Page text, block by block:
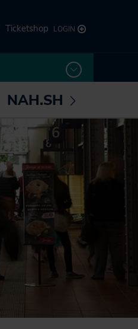
NAH.SH
Untermenü
öffnen /
schließen
Die NAH.SH GmbH
Verkehrsunternehmen
Stellenangebote der
NAH.SH GmbH
Sei Teil der
Verkehrswende! Dein
Job im Nahverkehr.